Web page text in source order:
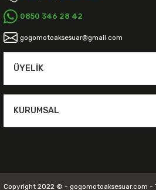
0850 346 28 42
gogomotoaksesuar@gmail.com
ÜYELIK
KURUMSAL
Copyright 2022 © - gogomotoaksesuar.com -